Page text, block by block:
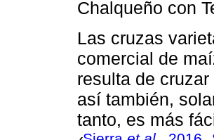
Chalqueño con
Las cruzas
comercial de
resulta de
así también,
tanto, es más